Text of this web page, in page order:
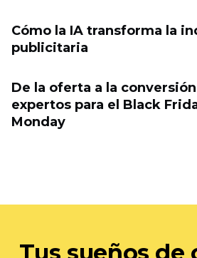
Cómo la IA transforma la
publicitaria
De la oferta a la
expertos para el Black
Monday